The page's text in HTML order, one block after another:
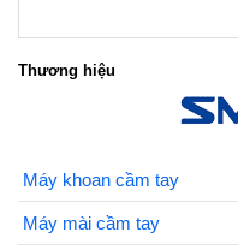
Thương hiệu
Máy khoan cầm tay
Máy mài cầm tay